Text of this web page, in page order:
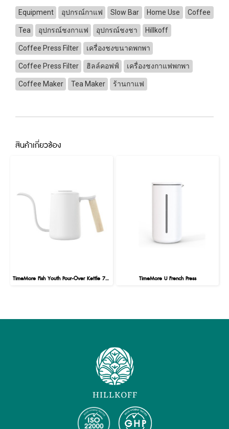
Equipment อุปกรณ์กาแฟ Slow Bar Home Use Coffee
Tea อุปกรณ์ชงกาแฟ อุปกรณ์ชงชา Hillkoff
Coffee Press Filter เครื่องชงขนาดพกพา
Coffee Press Filter ฮิลล์คอฟฟ์ เครื่องชงกาแฟพกพา
Coffee Maker Tea Maker ร้านกาแฟ
สินค้าเกี่ยวข้อง
TimeMore Fish Youth Pour-Over Kettle 700 ml :White TimeMore U French Press